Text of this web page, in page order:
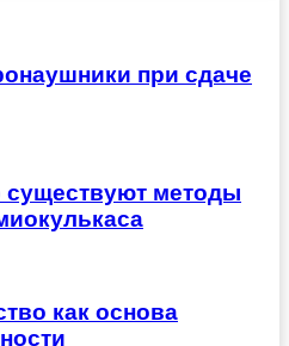
при сдаче
существуют методы
как основа